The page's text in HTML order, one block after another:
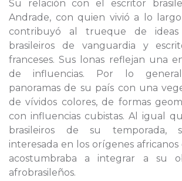
Su relación con el escritor
Andrade, con quien vivió a lo
contribuyó al trueque de ideas
brasileiros de vanguardia y
franceses. Sus lonas reflejan una
de influencias. Por lo
panoramas de su país con una
de vívidos colores, de formas
con influencias cubistas. Al igual
brasileiros de su temporada,
interesada en los orígenes
acostumbraba a integrar a su
afrobrasileños.